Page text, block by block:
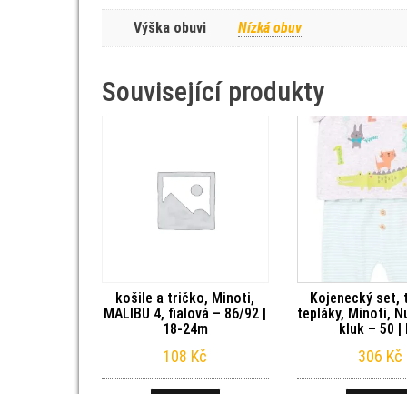
Výška obuvi Nízká obuv
Související produkty
košile a tričko, Minoti,
MALIBU 4, fialová – 86/92 |
18-24m
108 Kč
Kojenecký set,
tepláky, Minoti,
kluk – 50 |
306 Kč